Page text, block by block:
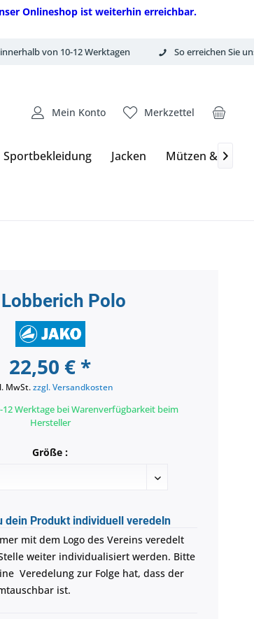
Onlineshop ist weiterhin erreichbar.
von 10-12 Werktagen So erreichen Sie
Merkzettel
Mein Konto
Sportbekleidung Jacken Mützen & 
Polo
22,50 € *
MwSt.zzgl. Versandkosten
12 Werktage bei Warenverfügbarkeit beim
Hersteller
Größe :
dein Produkt individuell veredeln
mit dem Logo des Vereins veredelt
weiter individualisiert werden. Bitte
Veredelung zur Folge hat, dass der
ist.